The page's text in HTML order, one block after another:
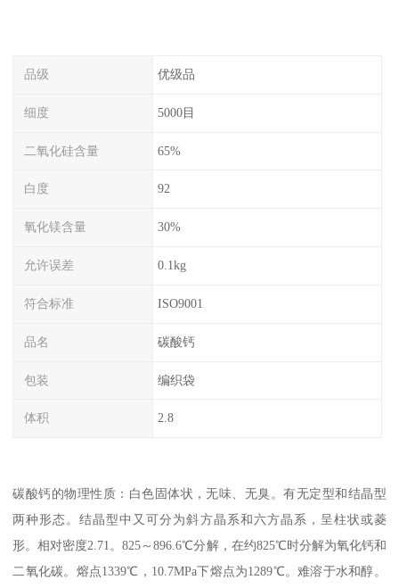
品级 优级品
细度 5000目
二氧化硅含量 65%
白度 92
氧化镁含量 30%
允许误差 0.1kg
符合标准 ISO9001
品名 碳酸钙
包装 编织袋
体积 2.8
碳酸钙的物理性质：白色固体状，无味、无臭。有无定型和结晶型
两种形态。结晶型中又可分为斜方晶系和六方晶系，呈柱状或菱
形。相对密度2.71。825～896.6℃分解，在约825℃时分解为氧化钙和
二氧化碳。熔点1339℃，10.7MPa下熔点为1289℃。难溶于水和醇。